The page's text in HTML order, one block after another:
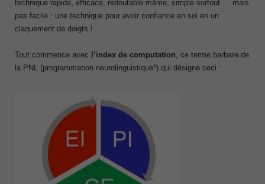
technique rapide, efficace, redoutable même, simple surtout … mais
pas facile : une technique pour avoir confiance en soi en un
claquement de doigts !
Tout commence avec l’index de computation , ce terme barbare de
la PNL (programmation neurolinguistique*) qui désigne ceci :